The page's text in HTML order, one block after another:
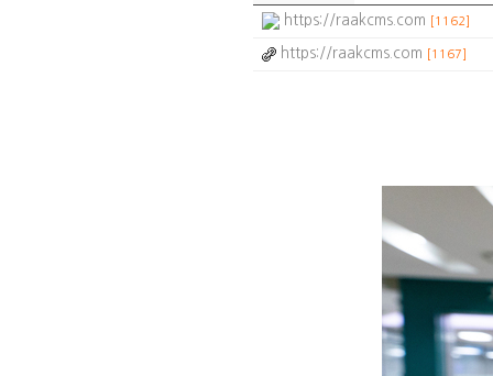
https://raakcms.com [1162]
https://raakcms.com [1167]